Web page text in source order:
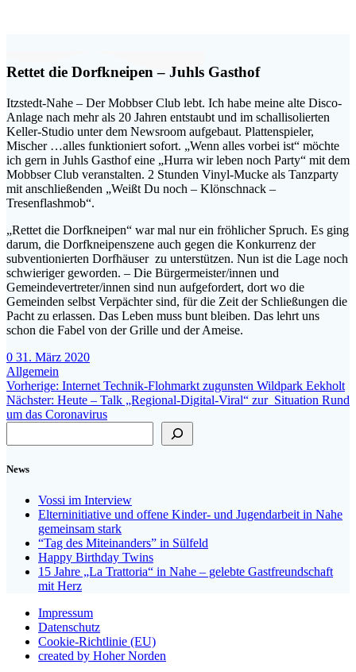
Rettet die Dorfkneipen – Juhls Gasthof
Itzstedt-Nahe – Der Mobbser Club lebt. Ich habe meine alte Disco-
Anlage nach mehr als 20 Jahren entstaubt und im schallisolierten
Keller-Studio unter dem Newsroom aufgebaut. Plattenspieler,
Mischer …alles funktioniert sofort. „Wenn alles vorbei ist“ möchte
ich gern in Juhls Gasthof eine „Hurra wir leben noch Party“ mit dem
Mobbser Club veranstalten. 2 Stunden Vinyl-Mucke als Tanzparty
mit anschließenden „Weißt Du noch – Klönschnack –
Tresenflashmob“.
„Rettet die Dorfkneipen“ war mal nur ein fröhlicher Spruch. Es ging
darum, die Dorfkneipenszene auch gegen die Konkurrenz der
subventionierten Dorfhäuser zu unterstützen. Nun ist die Lage noch
schwieriger geworden. – Die Bürgermeister/innen und
Gemeindevertreter/innen sind nun aufgefordert, dort wo die
Gemeinden selbst Verpächter sind, für die Zeit der Schließungen die
Pacht zu erlassen. Das Leben muss bunt bleiben. Das lehrt uns
schon die Fabel von der Grille und der Ameise.
0 31. März 2020
Allgemein
Beitragsnavigation
Vorherige: Vorheriger
Beitrag:
Internet Technik-Flohmarkt zugunsten Wildpark Eekholt
Nächster: Nächster
Beitrag:
Heute – Talk „Regional-Digital-Viral“ zur Situation Rund
um das Coronavirus
News
Vossi im Interview
Elterninitiative und offene Kinder- und Jugendarbeit in Nahe
gemeinsam stark
“Tag des Miteinanders” in Sülfeld
Happy Birthday Twins
15 Jahre „La Trattoria“ in Nahe – gelebte Gastfreundschaft
mit Herz
Impressum
Datenschutz
Cookie-Richtlinie (EU)
created by Hoher Norden